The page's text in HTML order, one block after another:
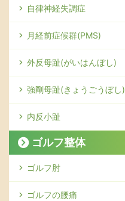
自律神経失調症
月経前症候群(PMS)
外反母趾(がいはんぼし)
強剛母趾(きょうごうぼし)
内反小趾
ゴルフ整体
ゴルフ肘
ゴルフの腰痛